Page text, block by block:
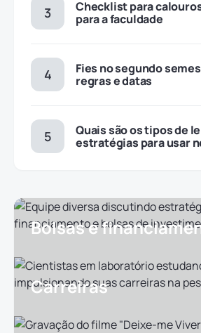
Checklist para
para a faculdade
Fies no segundo
regras e datas
Quais são os tipos de
estratégias para usar
Bolsas e
Carreiras